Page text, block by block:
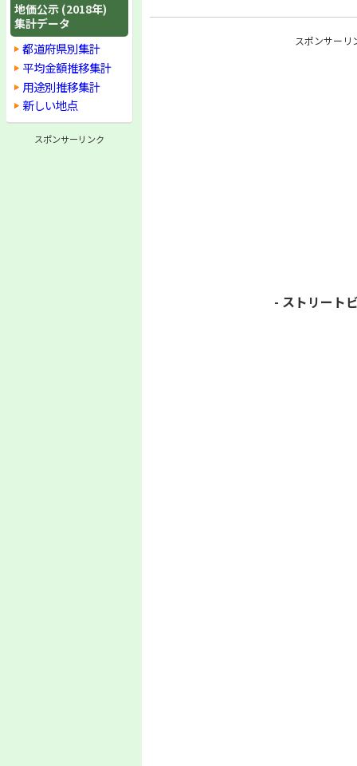
スポンサーリ
- ストリート
地価公示 (2018年)
集計データ
都道府県別集計
平均金額推移集計
用途別推移集計
新しい地点
スポンサーリンク